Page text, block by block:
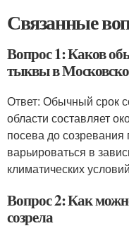
Связанные
Вопрос 1: Каков
тыквы в
Ответ: Обычный срок
области составляет
посева до
варьироваться в
климатических
Вопрос 2: Как
созрела